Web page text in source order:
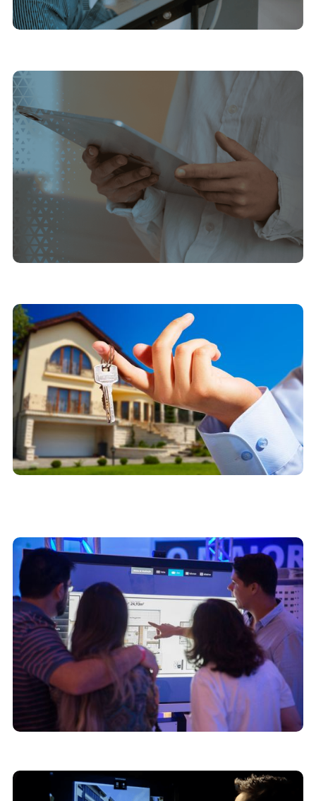
30/6/2025
Como justificar o investimento em tecnologia
interativa para vendas imobiliárias
17/3/2025
5 formas de melhorar a experiência do cliente
em lançamentos imobiliários
10/2/2025
Tour virtual vs. showroom interativo: qual
escolher?
27/1/2025
Tendências para imobiliárias em 2025: o futuro